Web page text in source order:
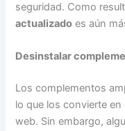
seguridad. Como
actualizado es aún
Desinstalar
Los complementos
lo que los convierte
web. Sin embargo,